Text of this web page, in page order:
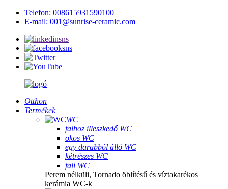
Telefon: 008615931590100
E-mail: 001@sunrise-ceramic.com
Otthon
Termékek
WC
falhoz illeszkedő WC
okos WC
egy darabból álló WC
kétrészes WC
fali WC
Perem nélküli, Tornado öblítésű és víztakarékos
kerámia WC-k